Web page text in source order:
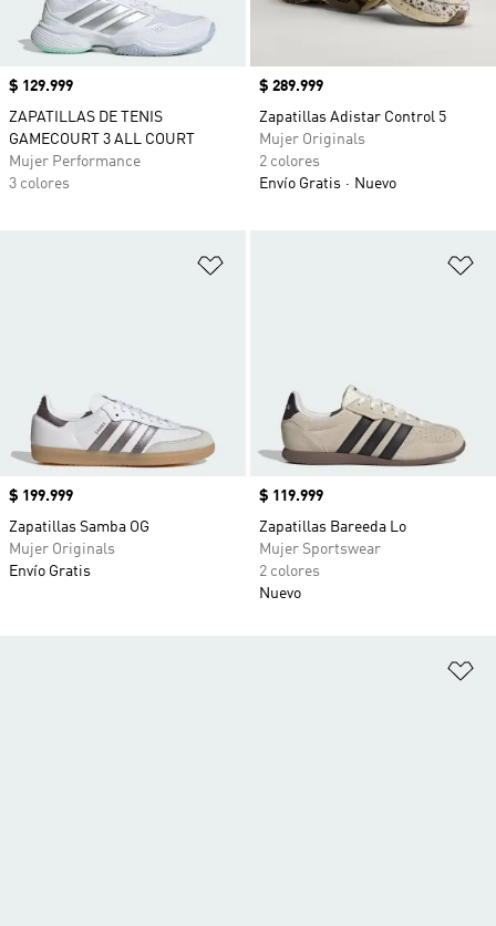
Precio
$ 129.999
ZAPATILLAS DE TENIS
GAMECOURT 3 ALL COURT
Mujer Performance
3 colores
Precio
$ 289.999
Zapatillas Adistar Control 5
Mujer Originals
2 colores
Envío Gratis
Nuevo
Precio
$ 199.999
Zapatillas Samba OG
Mujer Originals
Envío Gratis
Precio
$ 119.999
Zapatillas Bareeda Lo
Mujer Sportswear
2 colores
Nuevo